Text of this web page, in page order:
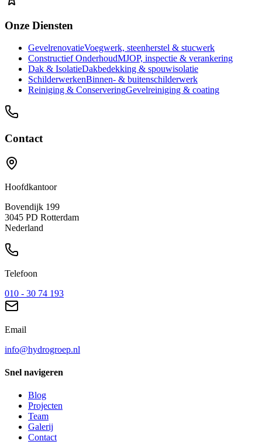
Onze Diensten
GevelrenovatieVoegwerk, steenherstel & stucwerk
Constructief OnderhoudMJOP, inspectie & verankering
Dak & IsolatieDakbedekking & spouwisolatie
SchilderwerkenBinnen- & buitenschilderwerk
Reiniging & ConserveringGevelreiniging & coating
Contact
Hoofdkantoor
Bovendijk 199
3045 PD Rotterdam
Nederland
Telefoon
010 - 30 74 193
Email
info@hydrogroep.nl
Snel navigeren
Blog
Projecten
Team
Galerij
Contact